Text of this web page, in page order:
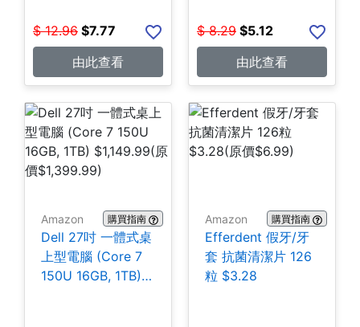
$ 12.96 $7.77
由此查看
$ 8.29 $5.12
由此查看
Amazon 購買指南
Dell 27吋 一體式桌
上型電腦 (Core 7
150U 16GB, 1TB)
Amazon 購買指南
Efferdent 假牙/牙
套 抗菌清潔片 126
粒 $3.28